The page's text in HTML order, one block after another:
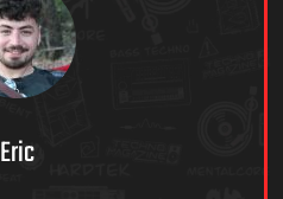
Eric